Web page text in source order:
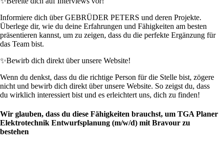
Informiere dich über GEBRÜDER PETERS und deren Projekte.
Überlege dir, wie du deine Erfahrungen und Fähigkeiten am besten
präsentieren kannst, um zu zeigen, dass du die perfekte Ergänzung für
das Team bist.
✨Bewirb dich direkt über unsere Website!
Wenn du denkst, dass du die richtige Person für die Stelle bist, zögere
nicht und bewirb dich direkt über unsere Website. So zeigst du, dass
du wirklich interessiert bist und es erleichtert uns, dich zu finden!
Wir glauben, dass du diese Fähigkeiten brauchst, um TGA Planer
Elektrotechnik Entwurfsplanung (m/w/d) mit Bravour zu
bestehen